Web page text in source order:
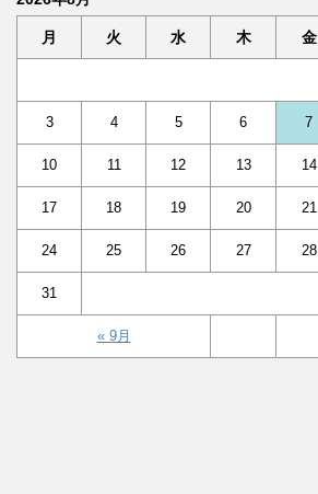
月 火 水 木 金
« 9月
3 4 5 6 7
10 11 12 13 14
17 18 19 20 21
24 25 26 27 28
31